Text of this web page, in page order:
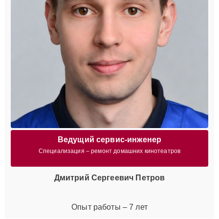
Ведущий сервис-инженер
Специализация – ремонт домашних кинотеатров
Дмитрий Сергеевич Петров
Опыт работы – 7 лет